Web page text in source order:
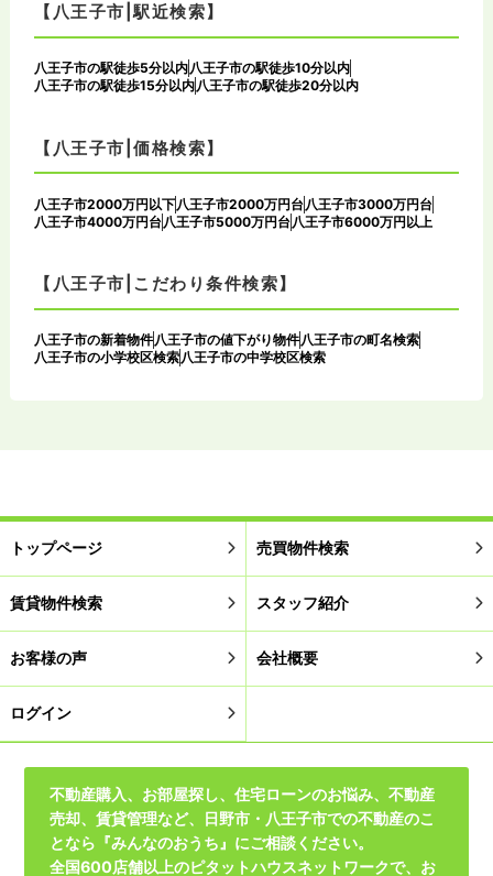
【八王子市|駅近検索】
八王子市の駅徒歩5分以内八王子市の駅徒歩10分以内
八王子市の駅徒歩15分以内八王子市の駅徒歩20分以内
【八王子市|価格検索】
八王子市2000万円以下 八王子市2000万円台 八王子市3000万円台
八王子市4000万円台 八王子市5000万円台 八王子市6000万円以上
【八王子市|こだわり条件検索】
八王子市の新着物件 八王子市の値下がり物件 八王子市の町名検索
八王子市の小学校区検索 八王子市の中学校区検索
トップページ 売買物件検索
賃貸物件検索 スタッフ紹介
お客様の声 会社概要
ログイン
不動産購入、お部屋探し、住宅ローンのお悩み、不動産
売却、賃貸管理など、日野市・八王子市での不動産のこ
となら『みんなのおうち』にご相談ください。
全国600店舗以上のピタットハウスネットワークで、お